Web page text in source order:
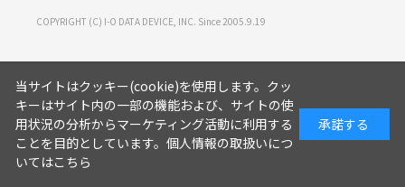
COPYRIGHT (C) I-O DATA DEVICE, INC. Since 2005.9.19
当サイトはクッキー(cookie)を使用します。クッ
キーはサイト内の一部の機能および、サイトの使
用状況の分析からマーケティング活動に利用する
ことを目的としています。 個人情報の取扱いにつ
いてはこちら
承諾する